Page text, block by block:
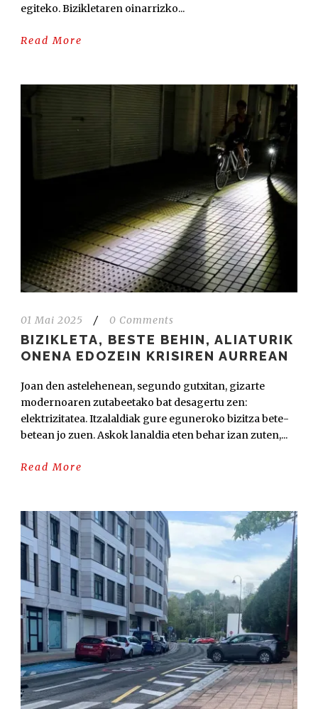
egiteko. Bizikletaren oinarrizko...
Read More
01 Mai 2025 / 0 Comments
BIZIKLETA, BESTE BEHIN, ALIATURIK
ONENA EDOZEIN KRISIREN AURREAN
Joan den astelehenean, segundo gutxitan, gizarte
modernoaren zutabeetako bat desagertu zen:
elektrizitatea. Itzalaldiak gure eguneroko bizitza bete-
betean jo zuen. Askok lanaldia eten behar izan zuten,...
Read More